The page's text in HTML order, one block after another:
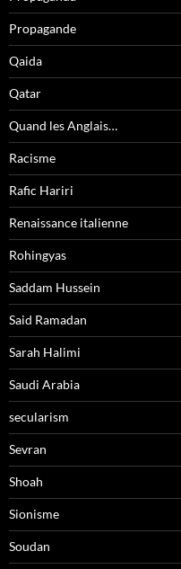
Propagande
Qaida
Qatar
Quand les Anglais…
Racisme
Rafic Hariri
Renaissance italienne
Rohingyas
Saddam Hussein
Said Ramadan
Sarah Halimi
Saudi Arabia
secularism
Sevran
Shoah
Sionisme
Soudan